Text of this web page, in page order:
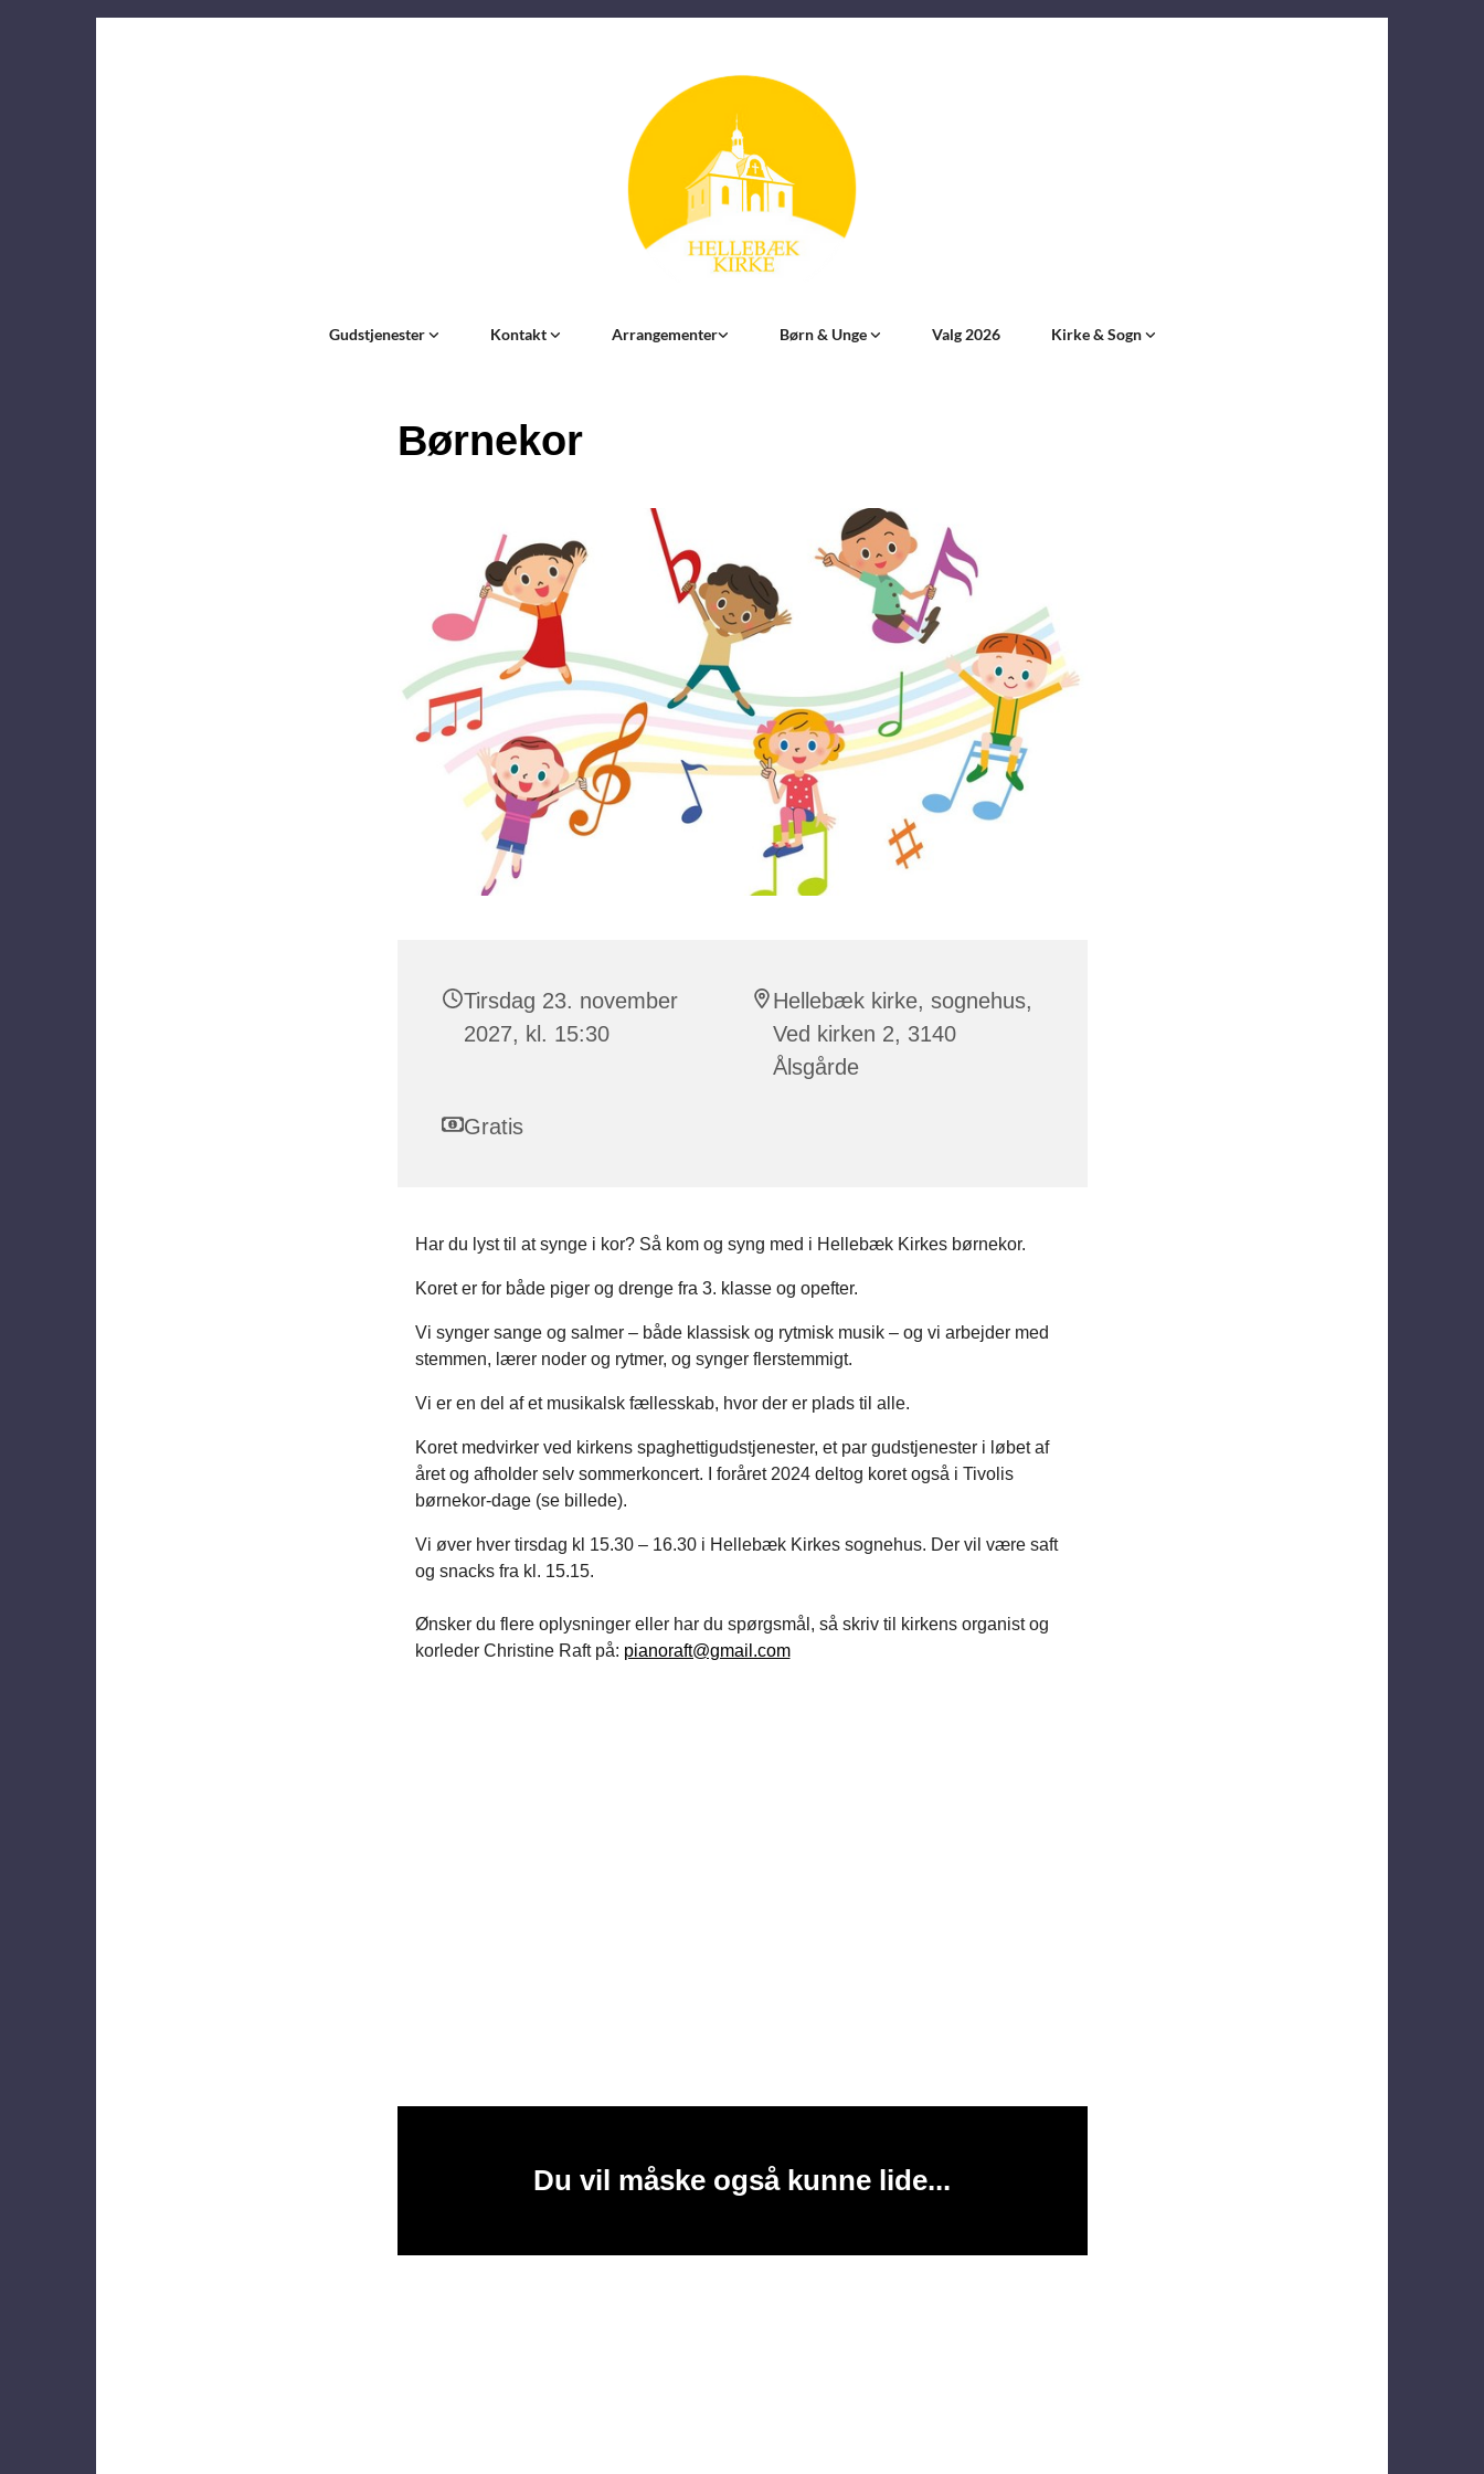
Gudstjenester Kontakt Arrangementer Børn & Unge Valg 2026 Kirke & Sogn
Børnekor
Tirsdag 23. november
2027, kl. 15:30
Hellebæk kirke, sognehus,
Ved kirken 2, 3140
Ålsgårde
Gratis
Har du lyst til at synge i kor? Så kom og syng med i Hellebæk Kirkes børnekor.
Koret er for både piger og drenge fra 3. klasse og opefter.
Vi synger sange og salmer – både klassisk og rytmisk musik – og vi arbejder med
stemmen, lærer noder og rytmer, og synger flerstemmigt.
Vi er en del af et musikalsk fællesskab, hvor der er plads til alle.
Koret medvirker ved kirkens spaghettigudstjenester, et par gudstjenester i løbet af
året og afholder selv sommerkoncert. I foråret 2024 deltog koret også i Tivolis
børnekor-dage (se billede).
Vi øver hver tirsdag kl 15.30 – 16.30 i Hellebæk Kirkes sognehus. Der vil være saft
og snacks fra kl. 15.15.
Ønsker du flere oplysninger eller har du spørgsmål, så skriv til kirkens organist og
korleder Christine Raft på: pianoraft@gmail.com
Du vil måske også kunne lide...